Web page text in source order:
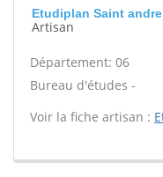
Etudiplan Saint
Artisan
Département: 06
Bureau d'études -
Voir la fiche artisan :